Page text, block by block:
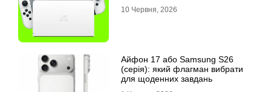
10 Червня, 2026
Айфон 17 або Samsung S26
(серія): який флагман вибрати
для щоденних завдань